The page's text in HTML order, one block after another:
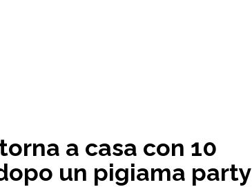
a casa con 10
un pigiama party